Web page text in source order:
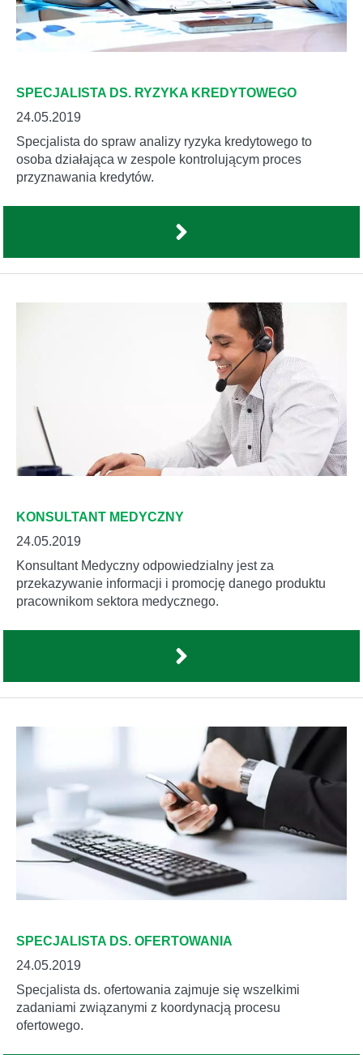
SPECJALISTA DS. RYZYKA KREDYTOWEGO
24.05.2019
Specjalista do spraw analizy ryzyka kredytowego to
osoba działająca w zespole kontrolującym proces
przyznawania kredytów.
KONSULTANT MEDYCZNY
24.05.2019
Konsultant Medyczny odpowiedzialny jest za
przekazywanie informacji i promocję danego produktu
pracownikom sektora medycznego.
SPECJALISTA DS. OFERTOWANIA
24.05.2019
Specjalista ds. ofertowania zajmuje się wszelkimi
zadaniami związanymi z koordynacją procesu
ofertowego.